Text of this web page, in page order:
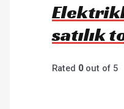
satılık
Rated 0out of 5